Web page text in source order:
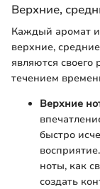
Верхние,
Каждый аромат
верхние,
являются своего
течением
Верхние
быстро
ноты, как
создать